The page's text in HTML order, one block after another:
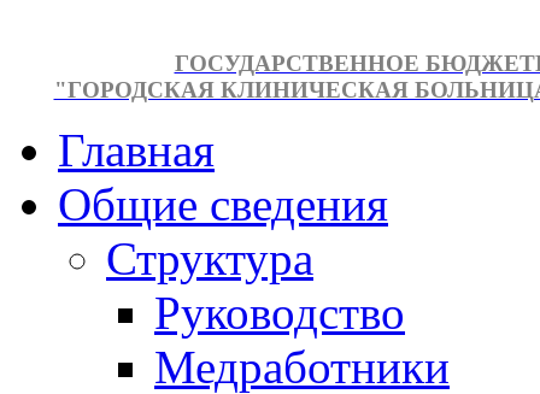
ГОСУДАРСТВЕННОЕ
"ГОРОДСКАЯ КЛИНИЧЕСКАЯ
Главная
Общие сведения
Структура
Руководство
Медработники